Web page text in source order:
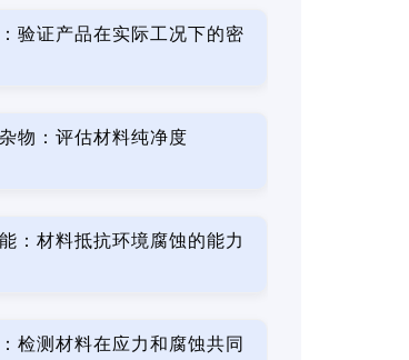
验证产品在实际工况下的密
物：评估材料纯净度
：材料抵抗环境腐蚀的能力
检测材料在应力和腐蚀共同